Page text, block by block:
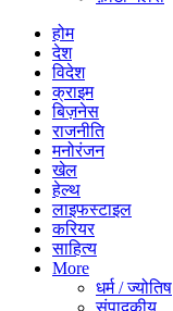
होम
देश
विदेश
क्राइम
बिज़नेस
राजनीति
मनोरंजन
खेल
हेल्थ
लाइफस्टाइल
करियर
साहित्य
More
धर्म / ज्योतिष
संपादकीय